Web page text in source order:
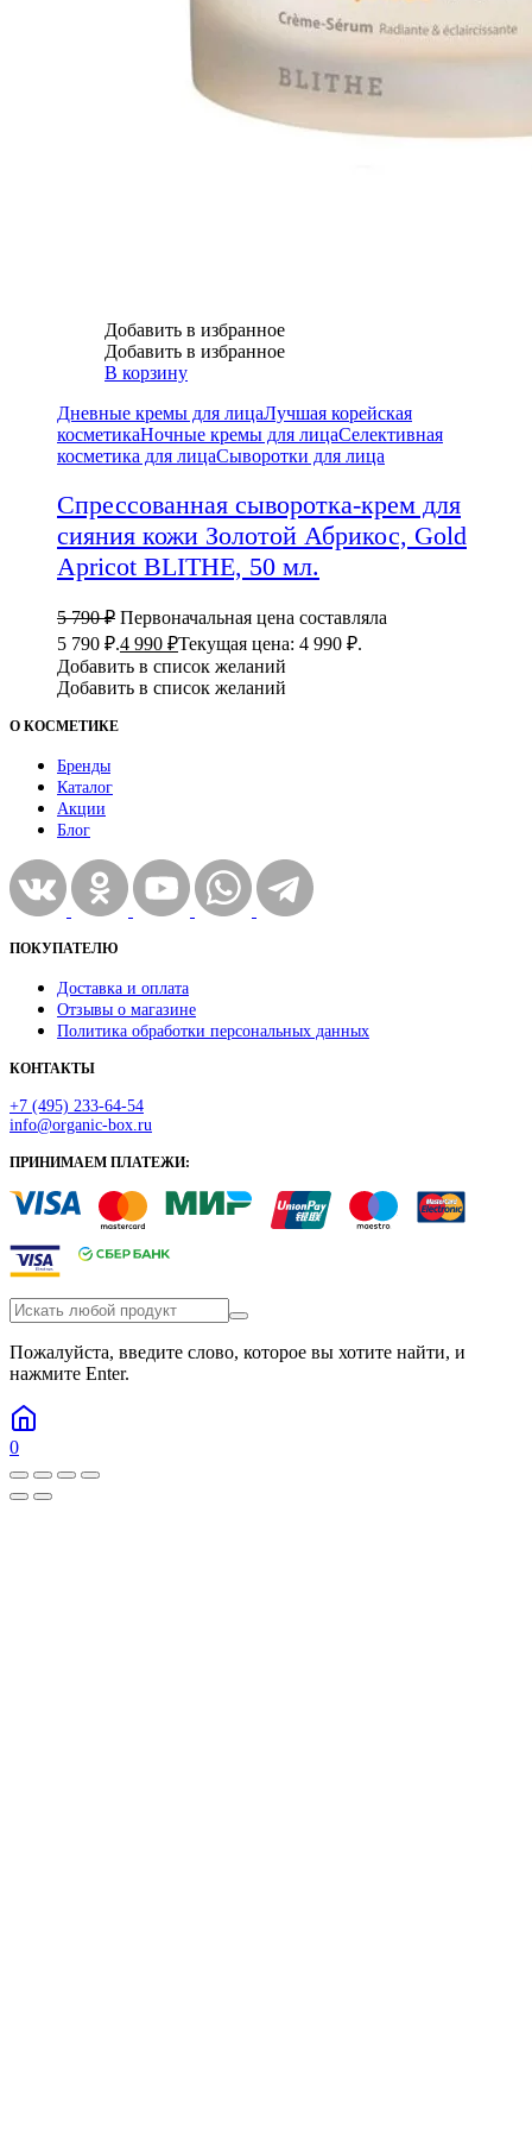
Добавить в избранное
Добавить в избранное
В корзину
Дневные кремы для лицаЛучшая корейская
косметикаНочные кремы для лицаСелективная
косметика для лицаСыворотки для лица
Спрессованная сыворотка-крем для
сияния кожи Золотой Абрикос, Gold
Apricot BLITHE, 50 мл.
5 790₽ Первоначальная цена составляла
5 790 ₽.4 990 ₽Текущая цена: 4 990 ₽.
Добавить в список желаний
Добавить в список желаний
О КОСМЕТИКЕ
Бренды
Каталог
Акции
Блог
ПОКУПАТЕЛЮ
Доставка и оплата
Отзывы о магазине
Политика обработки персональных данных
КОНТАКТЫ
+7 (495) 233-64-54
info@organic-box.ru
ПРИНИМАЕМ ПЛАТЕЖИ:
Пожалуйста, введите слово, которое вы хотите найти, и
нажмите Enter.
0